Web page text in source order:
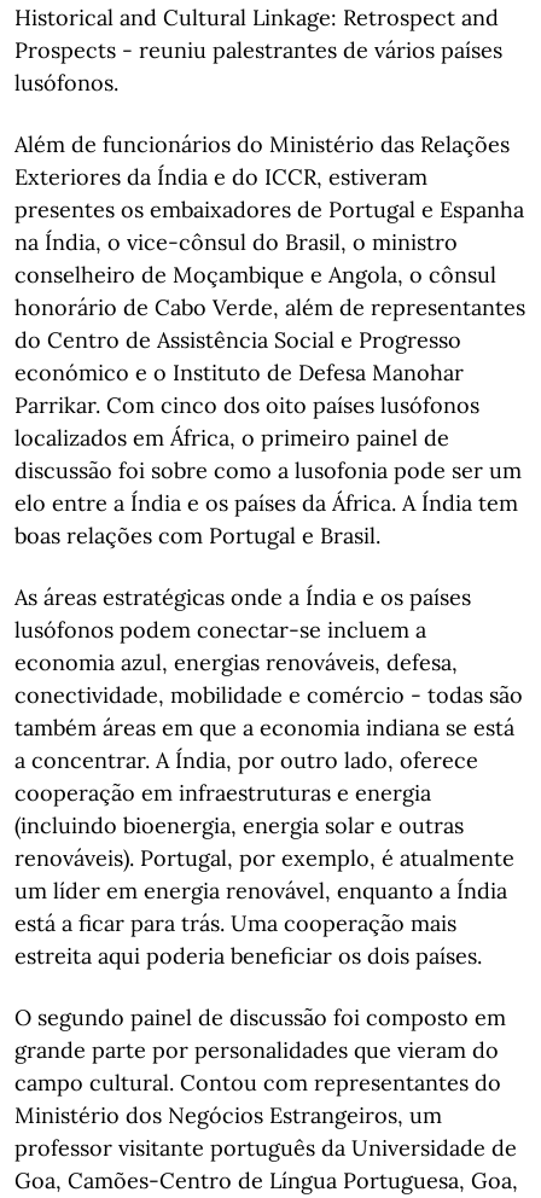
Historical and Cultural Linkage: Retrospect and
Prospects - reuniu palestrantes de vários países
lusófonos.
Além de funcionários do Ministério das Relações
Exteriores da Índia e do ICCR, estiveram
presentes os embaixadores de Portugal e Espanha
na Índia, o vice-cônsul do Brasil, o ministro
conselheiro de Moçambique e Angola, o cônsul
honorário de Cabo Verde, além de representantes
do Centro de Assistência Social e Progresso
económico e o Instituto de Defesa Manohar
Parrikar. Com cinco dos oito países lusófonos
localizados em África, o primeiro painel de
discussão foi sobre como a lusofonia pode ser um
elo entre a Índia e os países da África. A Índia tem
boas relações com Portugal e Brasil.
As áreas estratégicas onde a Índia e os países
lusófonos podem conectar-se incluem a
economia azul, energias renováveis, defesa,
conectividade, mobilidade e comércio - todas são
também áreas em que a economia indiana se está
a concentrar. A Índia, por outro lado, oferece
cooperação em infraestruturas e energia
(incluindo bioenergia, energia solar e outras
renováveis). Portugal, por exemplo, é atualmente
um líder em energia renovável, enquanto a Índia
está a ficar para trás. Uma cooperação mais
estreita aqui poderia beneficiar os dois países.
O segundo painel de discussão foi composto em
grande parte por personalidades que vieram do
campo cultural. Contou com representantes do
Ministério dos Negócios Estrangeiros, um
professor visitante português da Universidade de
Goa, Camões-Centro de Língua Portuguesa, Goa,